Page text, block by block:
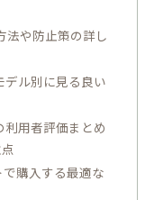
法や防止策の詳し
デル別に見る良い
用者評価まとめ
購入する最適な